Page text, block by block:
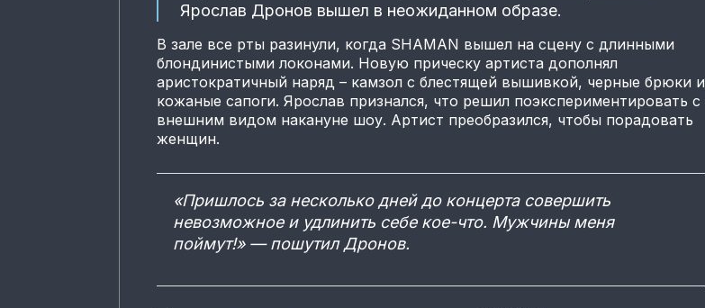
Ярослав Дронов вышел в неожиданном образе.
В зале все рты разинули, когда SHAMAN вышел на сцену с длинными
блондинистыми локонами. Новую прическу артиста дополнял
аристократичный наряд – камзол с блестящей вышивкой, черные брюки и
кожаные сапоги. Ярослав признался, что решил поэкспериментировать с
внешним видом накануне шоу. Артист преобразился, чтобы порадовать
женщин.
«Пришлось за несколько дней до концерта совершить
невозможное и удлинить себе кое-что. Мужчины меня
поймут!» — пошутил Дронов.